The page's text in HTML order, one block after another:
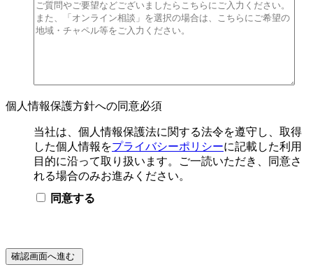
個人情報保護方針への同意必須
当社は、個人情報保護法に関する法令を遵守し、取得
した個人情報をプライバシーポリシーに記載した利用
目的に沿って取り扱います。ご一読いただき、同意さ
れる場合のみお進みください。
同意する